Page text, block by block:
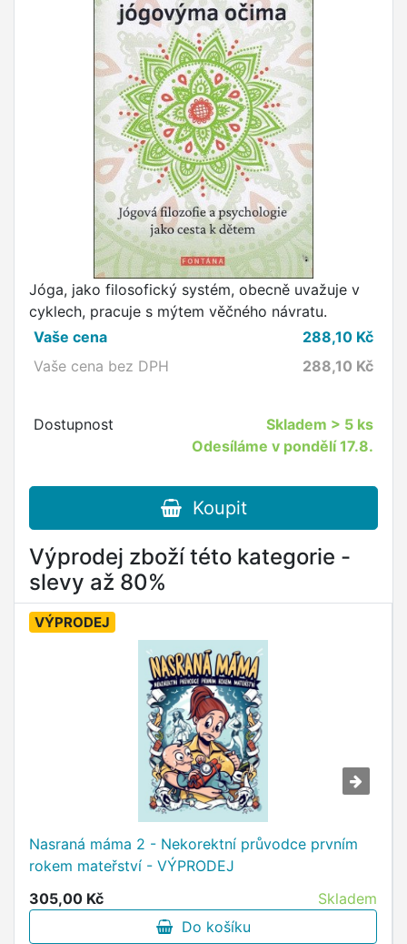
Jóga, jako filosofický systém, obecně uvažuje v
cyklech, pracuje s mýtem věčného návratu.
Vaše cena
288,10 Kč
Vaše cena bez DPH
288,10 Kč
Dostupnost Skladem > 5 ks
Odesíláme v pondělí 17.8.
Koupit
Výprodej zboží této kategorie -
slevy až 80%
VÝPRODEJ
Nasraná máma 2 - Nekorektní průvodce prvním
rokem mateřství - VÝPRODEJ
305,00 Kč
Skladem
Do košíku